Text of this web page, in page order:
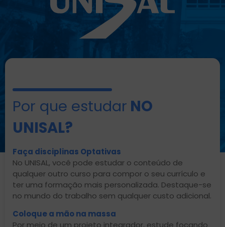
Por que estudar NO
UNISAL?
Faça disciplinas Optativas
No UNISAL, você pode estudar o conteúdo de
qualquer outro curso para compor o seu currículo e
ter uma formação mais personalizada. Destaque-se
no mundo do trabalho sem qualquer custo adicional.
Coloque a mão na massa